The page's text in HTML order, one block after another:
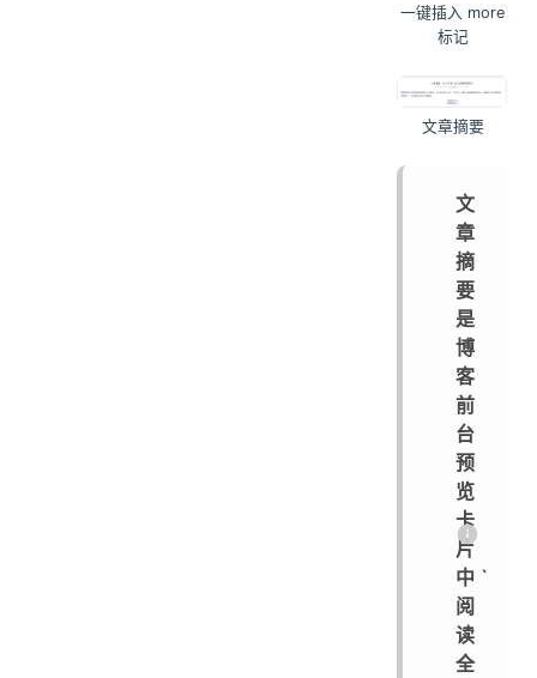
一键插入 more
标记
文章摘要
文
章
摘
要
是
博
客
前
台
预
览
卡
片
中`
阅
读
全